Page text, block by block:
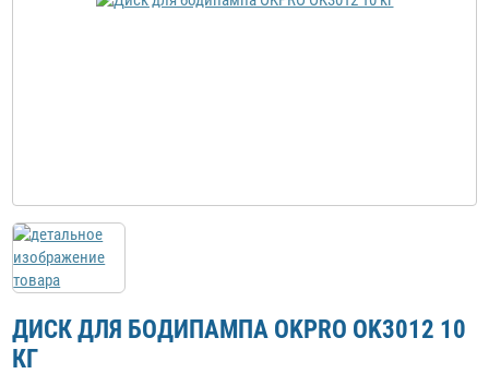
ДИСК ДЛЯ БОДИПАМПА OKPRO OK3012 10
КГ